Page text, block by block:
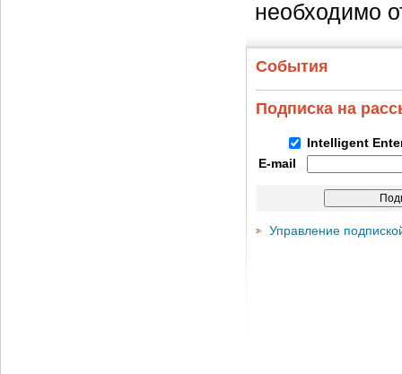
необходимо
События
Подписка на
Intelligent
E-mail
Управление